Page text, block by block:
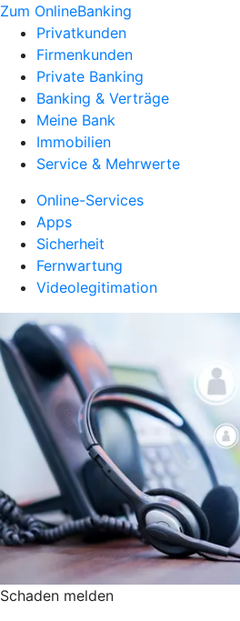
Zum OnlineBanking
Privatkunden
Firmenkunden
Private Banking
Banking & Verträge
Meine Bank
Immobilien
Service & Mehrwerte
Online-Services
Apps
Sicherheit
Fernwartung
Videolegitimation
Schaden melden